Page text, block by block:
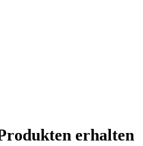
erhalten